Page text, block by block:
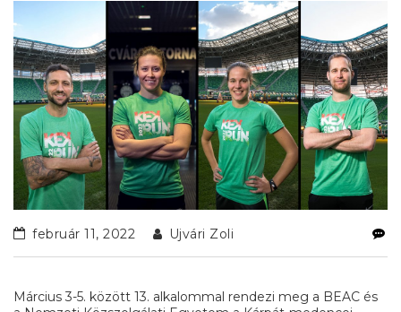
február 11, 2022 Ujvári Zoli
Március 3-5. között 13. alkalommal rendezi meg a BEAC és